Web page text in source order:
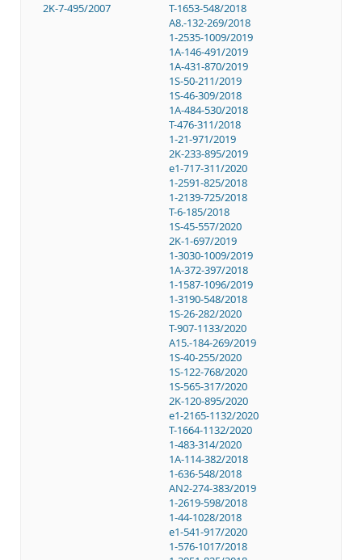
2K-7-495/2007
T-1653-548/2018
A8.-132-269/2018
1-2535-1009/2019
1A-146-491/2019
1A-431-870/2019
1S-50-211/2019
1S-46-309/2018
1A-484-530/2018
T-476-311/2018
1-21-971/2019
2K-233-895/2019
e1-717-311/2020
1-2591-825/2018
1-2139-725/2018
T-6-185/2018
1S-45-557/2020
2K-1-697/2019
1-3030-1009/2019
1A-372-397/2018
1-1587-1096/2019
1-3190-548/2018
1S-26-282/2020
T-907-1133/2020
A15.-184-269/2019
1S-40-255/2020
1S-122-768/2020
1S-565-317/2020
2K-120-895/2020
e1-2165-1132/2020
T-1664-1132/2020
1-483-314/2020
1A-114-382/2018
1-636-548/2018
AN2-274-383/2019
1-2619-598/2018
1-44-1028/2018
e1-541-917/2020
1-576-1017/2018